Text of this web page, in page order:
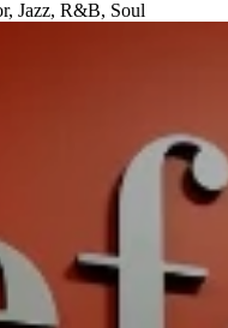
Jazz, R&B, Soul